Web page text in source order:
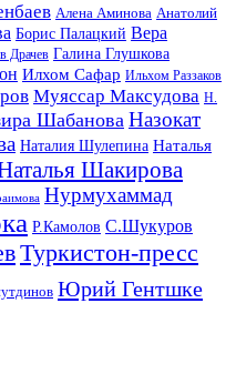
Алена Аминова Анатолий
Борис Палацкий Вера
Драчев Галина Глушкова
Илхом Сафар Ильхом Раззаков
Муяссар Максудова Н.
ШабановаНазокат
Наталия Шулепина Наталья
Шакирова
Нурмухаммад
Р.Камолов С.Шукуров
Туркистон-пресс
Юрий Гентшке